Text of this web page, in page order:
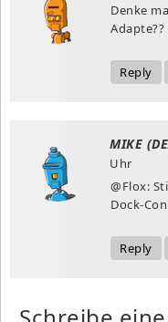
Denke
Adapte??
Reply
MIKE
Uhr
@Flox:
Dock-
Reply